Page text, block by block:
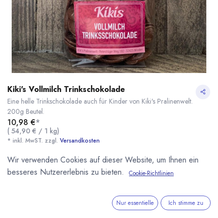
Kiki's Vollmilch Trinkschokolade
Eine helle Trinkschokolade auch für Kinder von Kiki's Pralinenwelt.
200g Beutel.
10,98 €*
( 54,90 € / 1 kg)
* inkl. MwST. zzgl. Versandkosten
Lieferzeit: sofort lieferbar
IN DEN WARENKORB
Wir verwenden Cookies auf dieser Website, um Ihnen ein
besseres Nutzererlebnis zu bieten.
Cookie-Richtlinien
Nur essentielle Ich stimme zu